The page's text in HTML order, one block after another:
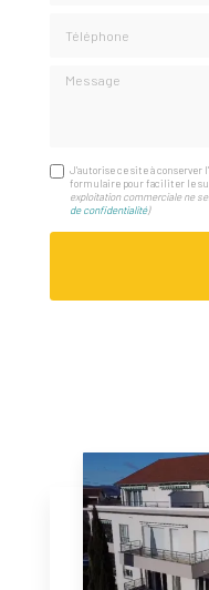
Message
J'autorise ce site à conserver
formulaire pour faciliter le
exploitation commerciale ne
de confidentialité)